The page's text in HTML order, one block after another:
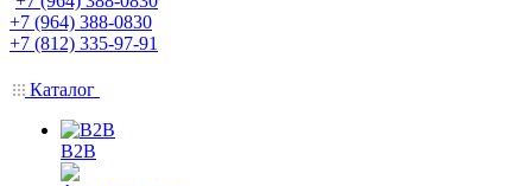
+7 (964) 388-0830
+7 (812) 335-97-91
Каталог
B2B